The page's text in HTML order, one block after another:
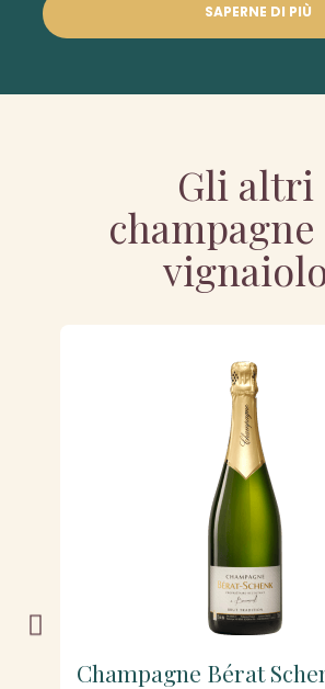
SAPERNE DI PIÙ
Gli altri
Champagne Bérat